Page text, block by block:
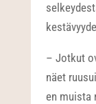
– Jotkut
näet
en muista